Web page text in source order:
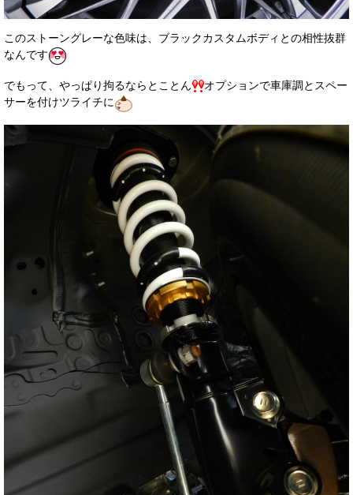
このストーングレーな色味は、ブラックカスタムボディとの相性抜群
なんです
でもって、やっぱり拘るならとことん
オプションで車庫調とスペー
サーを付けツライチに